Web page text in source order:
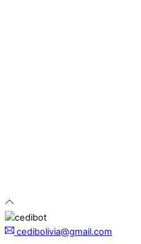
cedibolivia@gmail.com